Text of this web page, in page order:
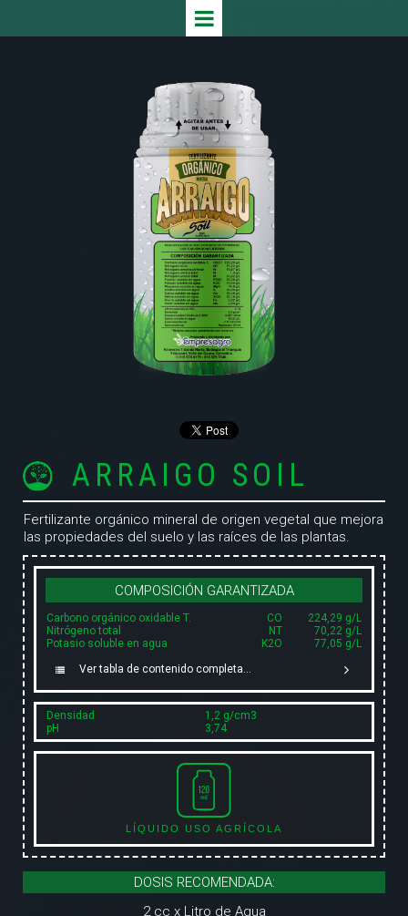
ARRAIGO SOIL
Fertilizante orgánico mineral de origen vegetal que mejora
las propiedades del suelo y las raíces de las plantas.
COMPOSICIÓN GARANTIZADA
Carbono orgánico oxidable T.
Nitrógeno total
Potasio soluble en agua
CO
NT
K2O
224,29 g/L
70,22 g/L
77,05 g/L
Ver tabla de contenido completa...
Densidad
pH
1,2 g/cm3
3,74
LÍQUIDO USO AGRÍCOLA
DOSIS RECOMENDADA:
2 cc x Litro de Agua